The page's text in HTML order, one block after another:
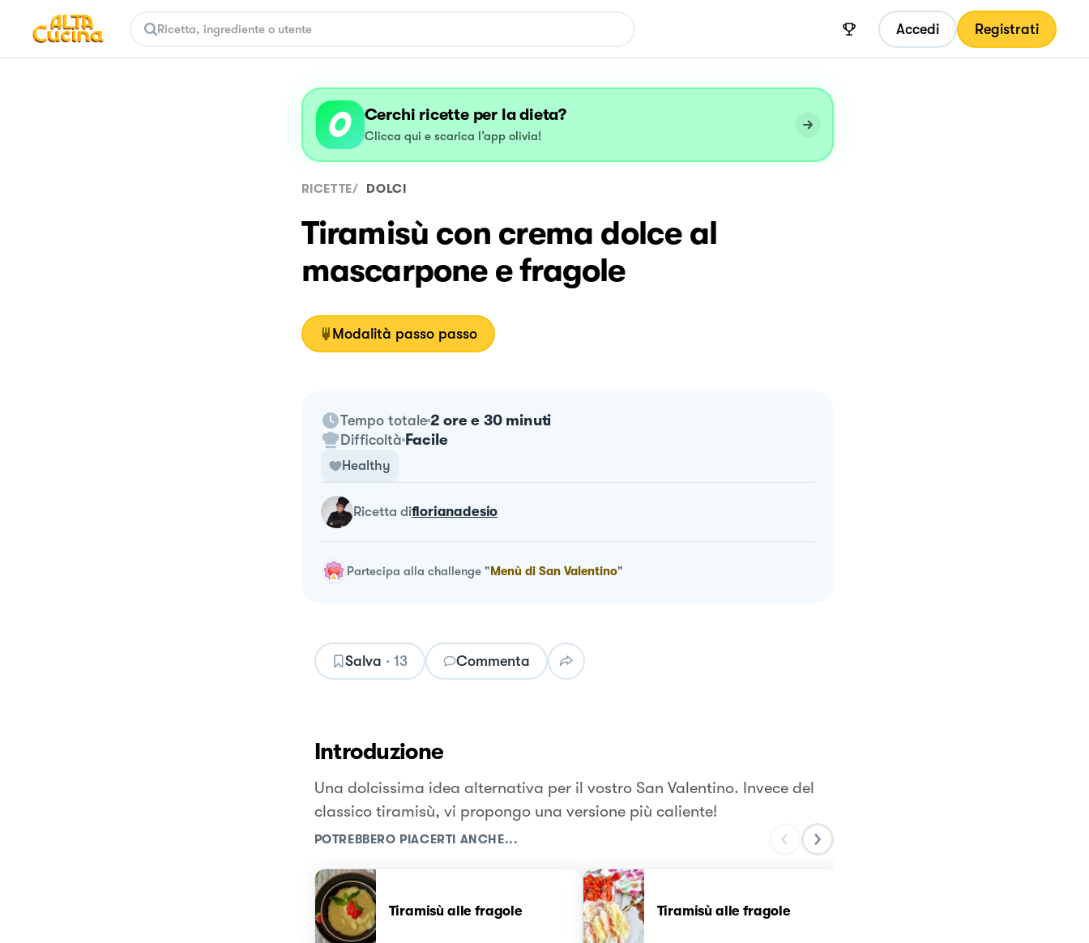
Accedi Registrati
Cerchi ricette per la dieta?
Clicca qui e scarica l’app olivia!
RICETTE/ DOLCI
Tiramisù con crema dolce al
mascarpone e fragole
Modalità passo passo
Tempo totale 2 ore e 30 minuti
Difficoltà Facile
Healthy
ricetta diflorianadesio
Partecipa alla challenge"Menù di San Valentino"
Salva · 13 Commenta
Introduzione
Una dolcissima idea alternativa per il vostro San Valentino. Invece del
classico tiramisù, vi propongo una versione più caliente!
POTREBBERO PIACERTI ANCHE...
Tiramisù alle fragole Tiramisù alle fragole